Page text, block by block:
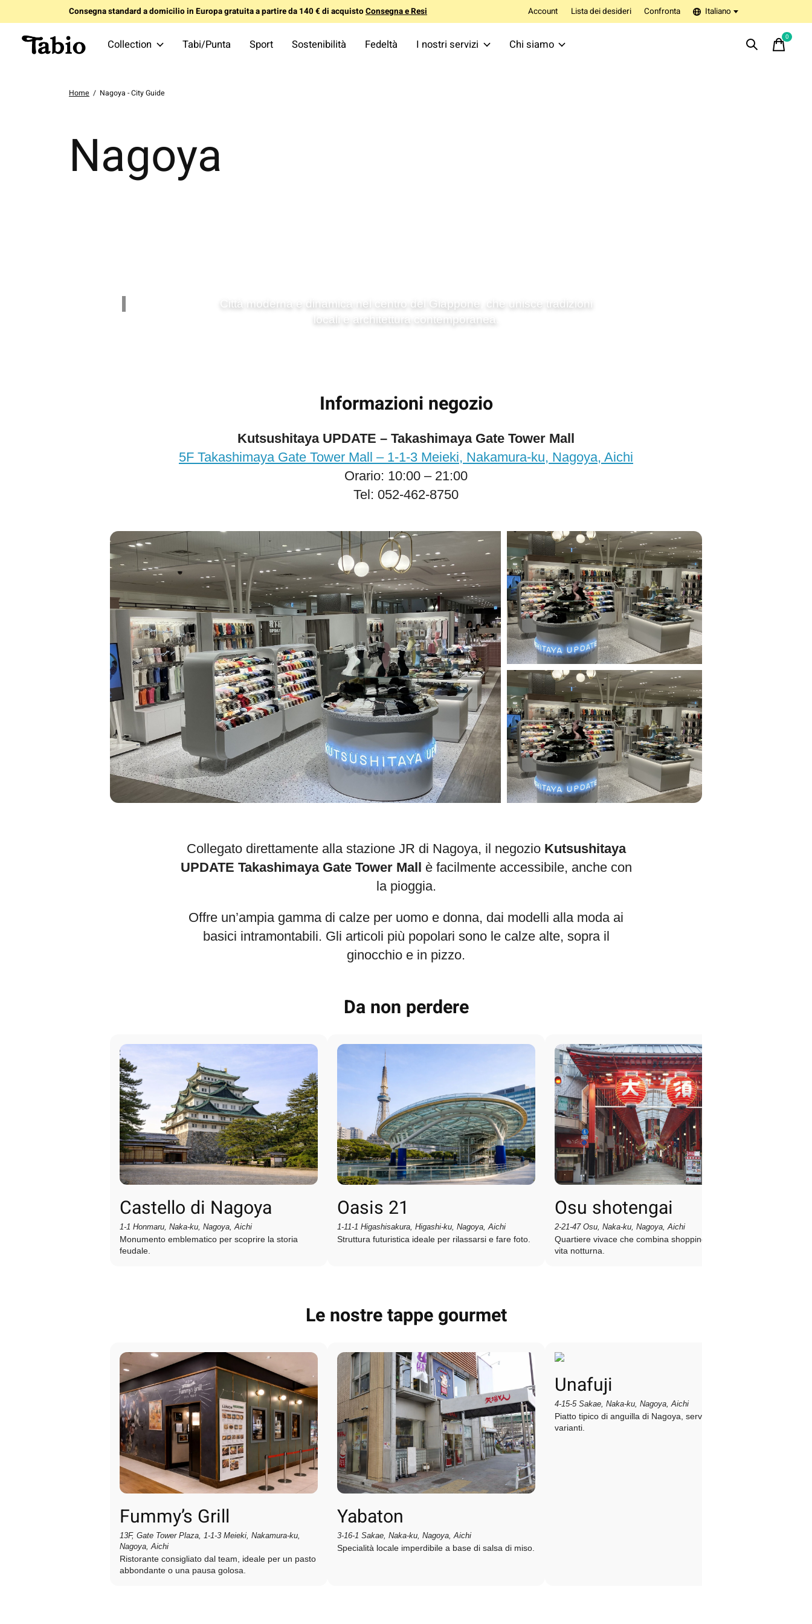
Consegna standard a domicilio in Europa gratuita a partire da 140 € di acquistoConsegna e Resi Account Lista dei desideri Confronta Italiano
Collection Tabi/Punta Sport Sostenibilità Fedeltà I nostri servizi Chi siamo
0items
Home / Nagoya - City Guide
Nagoya
Città moderna e dinamica nel centro del Giappone, che unisce tradizioni
locali e architettura contemporanea.
Informazioni negozio
Kutsushitaya UPDATE – Takashimaya Gate Tower Mall
5F Takashimaya Gate Tower Mall – 1-1-3 Meieki, Nakamura-ku, Nagoya, Aichi
Orario: 10:00 – 21:00
Tel: 052-462-8750
Collegato direttamente alla stazione JR di Nagoya, il negozio Kutsushitaya
UPDATE Takashimaya Gate Tower Mall è facilmente accessibile, anche con
la pioggia.
Offre un’ampia gamma di calze per uomo e donna, dai modelli alla moda ai
basici intramontabili. Gli articoli più popolari sono le calze alte, sopra il
ginocchio e in pizzo.
Da non perdere
Castello di Nagoya
1-1 Honmaru, Naka-ku, Nagoya, Aichi
Monumento emblematico per scoprire la storia
feudale.
Oasis 21
1-11-1 Higashisakura, Higashi-ku, Nagoya, Aichi
Struttura futuristica ideale per rilassarsi e fare foto.
Osu shotengai
2-21-47 Osu, Naka-ku, Nagoya, Aichi
Quartiere vivace che combina shopping, cultura e
vita notturna.
Le nostre tappe gourmet
Fummy’s Grill
13F, Gate Tower Plaza, 1-1-3 Meieki, Nakamura-ku,
Nagoya, Aichi
Ristorante consigliato dal team, ideale per un pasto
abbondante o una pausa golosa.
Yabaton
3-16-1 Sakae, Naka-ku, Nagoya, Aichi
Specialità locale imperdibile a base di salsa di miso.
Unafuji
4-15-5 Sakae, Naka-ku, Nagoya, Aichi
Piatto tipico di anguilla di Nagoya, servito in diverse
varianti.